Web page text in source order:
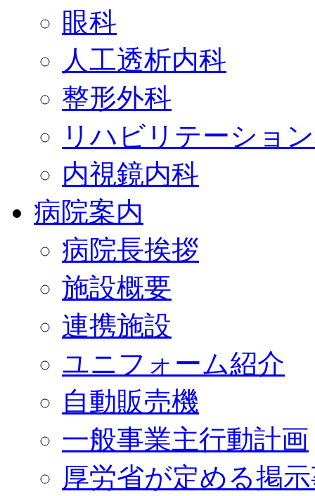
眼科
人工透析内科
整形外科
リハビリテーショ
内視鏡内科
病院案内
病院長挨拶
施設概要
連携施設
ユニフォーム紹介
自動販売機
一般事業主行動計画
厚労省が定める掲